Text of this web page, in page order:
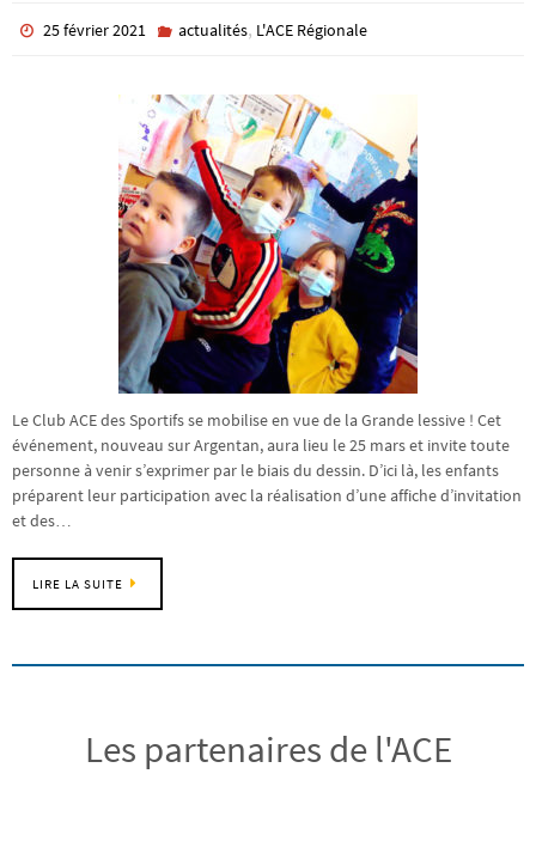
25 février 2021 actualités, L'ACE Régionale
Le Club ACE des Sportifs se mobilise en vue de la Grande lessive ! Cet
événement, nouveau sur Argentan, aura lieu le 25 mars et invite toute
personne à venir s’exprimer par le biais du dessin. D’ici là, les enfants
préparent leur participation avec la réalisation d’une affiche d’invitation
et des…
LIRE LA SUITE
Les partenaires de l'ACE